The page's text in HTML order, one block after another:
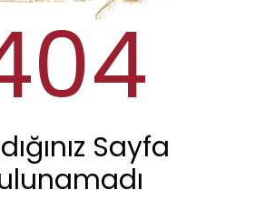
Sayfa